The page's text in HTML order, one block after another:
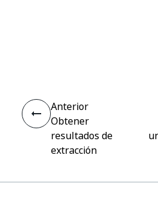
Anterior
Obtener
resultados de
extracción